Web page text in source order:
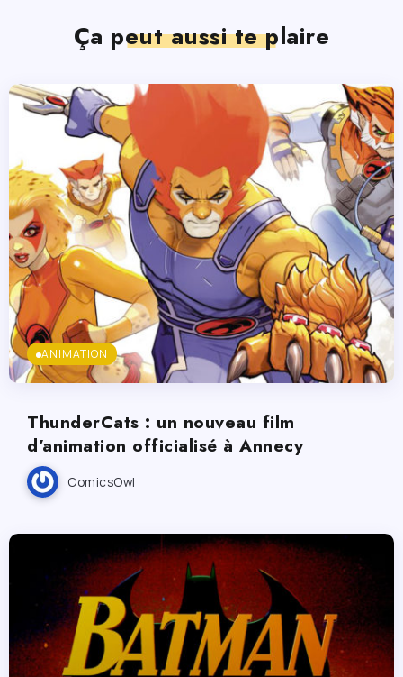
Ça peut aussi te plaire
ANIMATION
ThunderCats : un nouveau film
d’animation officialisé à Annecy
ComicsOwl